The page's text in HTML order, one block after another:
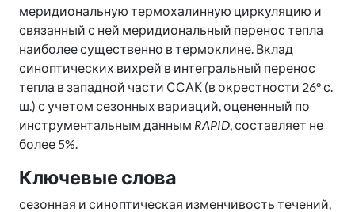
меридиональную термохалинную циркуляцию и
связанный с ней меридиональный перенос тепла
наиболее существенно в термоклине. Вклад
синоптических вихрей в интегральный перенос
тепла в западной части ССАК (в окрестности 26° с.
ш.) с учетом сезонных вариаций, оцененный по
инструментальным данным RAPID, составляет не
более 5%.
Ключевые слова
сезонная и синоптическая изменчивость течений,